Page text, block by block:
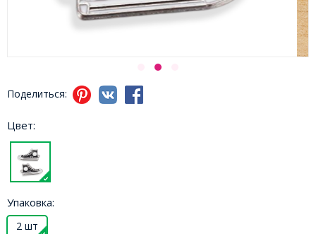
Поделиться:
Цвет:
Упаковка:
2 шт